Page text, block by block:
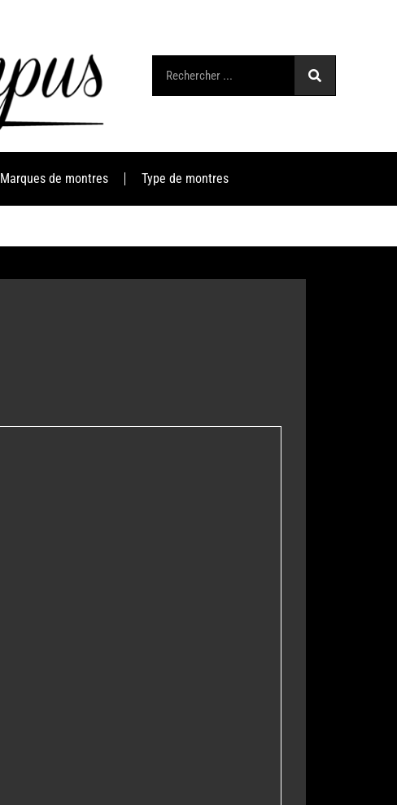
Marques de montres Type de montres